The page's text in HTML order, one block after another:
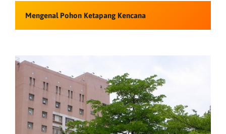
Mengenal Pohon Ketapang Kencana